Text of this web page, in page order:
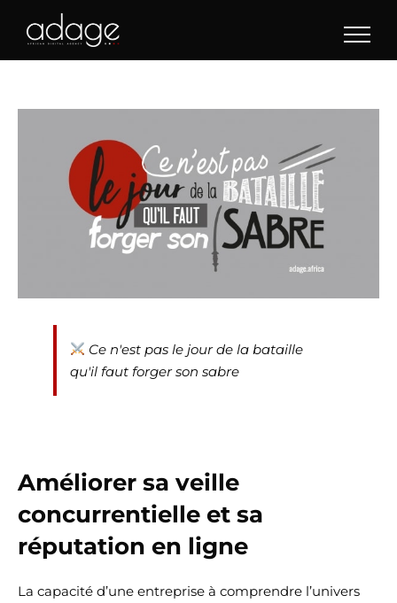
Ce n'est pas le jour de la bataille
qu'il faut forger son sabre
Améliorer sa veille
concurrentielle et sa
réputation en ligne
La capacité d’une entreprise à comprendre l’univers